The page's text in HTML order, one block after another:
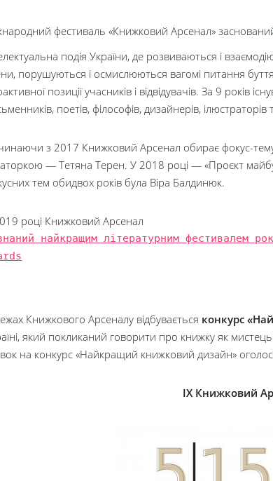
фестиваль «Книжковий Арсенал»
подія України, де розвиваються і
порушуються і осмислюються вагомі питання
позиції учасників і відвідувачів. За 9 років
поетів, філософів, дизайнерів,
з 2017 Книжковий Арсенал обирає фокус-
— Тетяна Терен. У 2018 році — «Проєкт
тем обидвох років була Віра Балдинюк.
році Книжковий Арсенал
найкращим літературним
Книжкового Арсеналу відбувається конкурс
який покликаний говорити про книжку як
на конкурс «Найкращий книжковий дизайн»
ІХ Книжковий